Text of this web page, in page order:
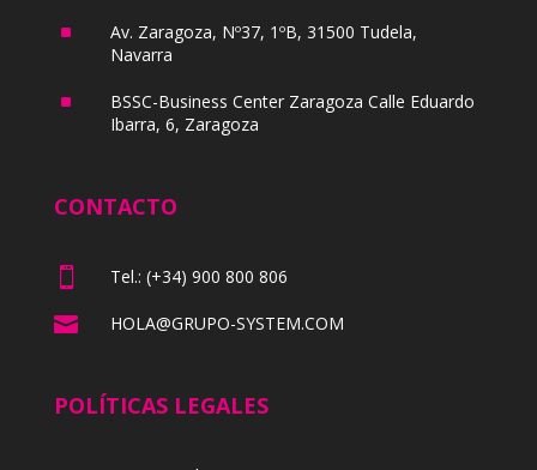
^
Av. Zaragoza, Nº37, 1ºB, 31500 Tudela,
Navarra
^
BSSC-Business Center Zaragoza Calle Eduardo
Ibarra, 6, Zaragoza
CONTACTO
 Tel.: (+34) 900 800 806
 HOLA@GRUPO-SYSTEM.COM
POLÍTICAS LEGALES